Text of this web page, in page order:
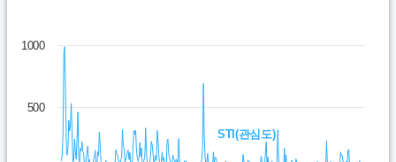
The chart has 1 X axis displaying Time. Data ranges from
The chart has 1 Y axis displaying values. Data ranges from 0 to
STI(관심도)
500
1000